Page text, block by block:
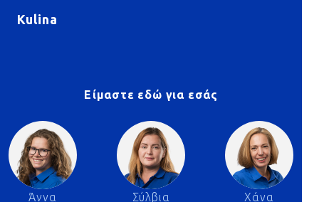
Kulina
Είμαστε εδώ για εσάς
Άννα Σύλβια Χάνα